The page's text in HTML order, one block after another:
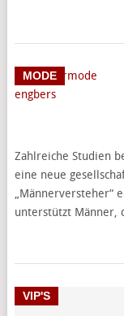
MODE
Zahlreiche Studien
eine neue
„Männerversteher“
unterstützt Männer,
VIP'S